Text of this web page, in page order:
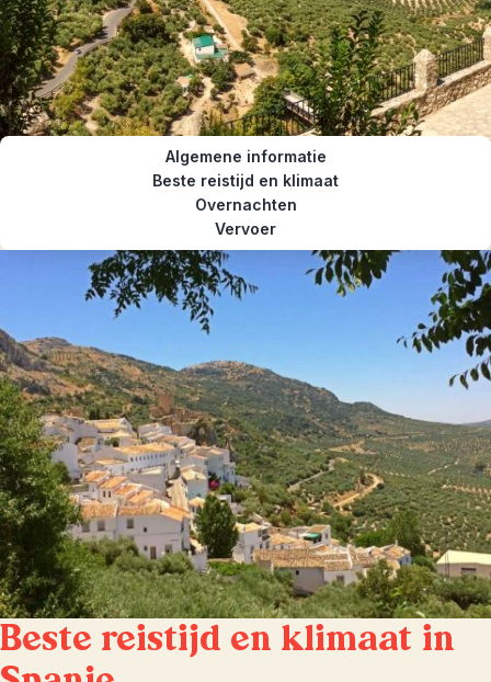
Algemene informatie
Beste reistijd en klimaat
Overnachten
Vervoer
Beste reistijd en klimaat in